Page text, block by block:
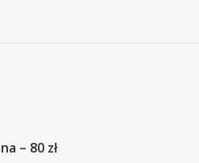
– 80 zł